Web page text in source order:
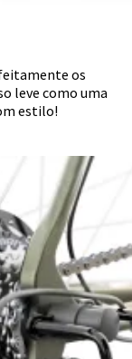
os
leve como uma
estilo!